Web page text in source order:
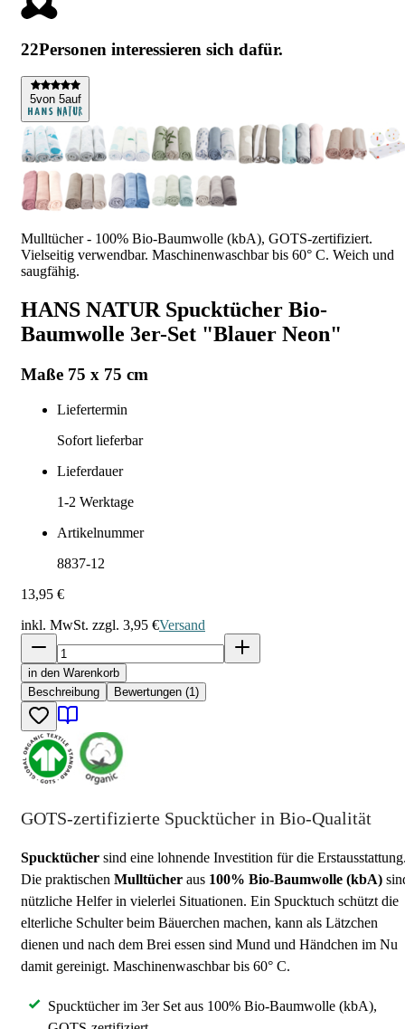
22Personen interessieren sich dafür.
5von 5auf
Mulltücher - 100% Bio-Baumwolle (kbA), GOTS-zertifiziert.
Vielseitig verwendbar. Maschinenwaschbar bis 60° C. Weich und
saugfähig.
HANS NATUR Spucktücher Bio-
Baumwolle 3er-Set "Blauer Neon"
Maße 75 x 75 cm
Liefertermin
Sofort lieferbar
Lieferdauer
1-2 Werktage
Artikelnummer
8837-12
13,95 €
inkl. MwSt. zzgl. 3,95 €Versand
in den Warenkorb
Beschreibung
Bewertungen (1)
GOTS-zertifizierte Spucktücher in Bio-Qualität
Spucktücher sind eine lohnende Investition für die
Die praktischen Mulltücher aus 100% Bio-Baumwolle (kbA)
nützliche Helfer in vielerlei Situationen. Ein Spucktuch schützt die
elterliche Schulter beim Bäuerchen machen, kann als Lätzchen
dienen und nach dem Brei essen sind Mund und Händchen im Nu
damit gereinigt. Maschinenwaschbar bis 60° C.
Spucktücher im 3er Set aus 100% Bio-Baumwolle (kbA),